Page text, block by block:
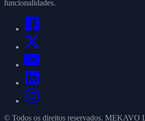
funcionalidades.
© Todos os direitos reservados. MEKAVO